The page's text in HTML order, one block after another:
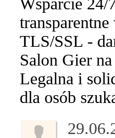
Wsparcie 24/
TLS/SSL -
Salon Gier
Legalna i
dla osób